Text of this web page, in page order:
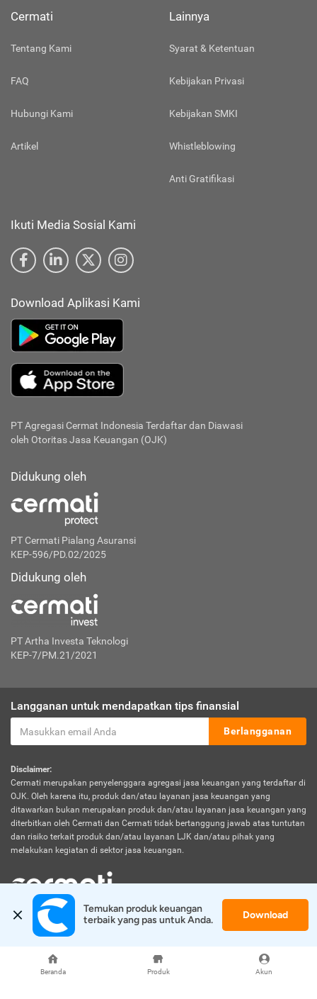
Beranda Produk Akun
Cermati
Tentang Kami
FAQ
Hubungi Kami
Artikel
Lainnya
Syarat & Ketentuan
Kebijakan Privasi
Kebijakan SMKI
Whistleblowing
Anti Gratifikasi
Ikuti Media Sosial Kami
Download Aplikasi Kami
PT Agregasi Cermat Indonesia Terdaftar dan Diawasi
oleh Otoritas Jasa Keuangan (OJK)
Didukung oleh
PT Cermati Pialang Asuransi
KEP-596/PD.02/2025
Didukung oleh
PT Artha Investa Teknologi
KEP-7/PM.21/2021
Langganan untuk mendapatkan tips finansial
Berlangganan
Disclaimer:
Cermati merupakan penyelenggara agregasi jasa keuangan yang terdaftar di
OJK. Oleh karena itu, produk dan/atau layanan jasa keuangan yang
ditawarkan bukan merupakan produk dan/atau layanan jasa keuangan yang
diterbitkan oleh Cermati dan Cermati tidak bertanggung jawab atas tuntutan
dan risiko terkait produk dan/atau layanan LJK dan/atau pihak yang
melakukan kegiatan di sektor jasa keuangan.
© 2026 Cermati. All Rights Reserved.
Temukan produk keuangan
terbaik yang pas untuk Anda.
Download